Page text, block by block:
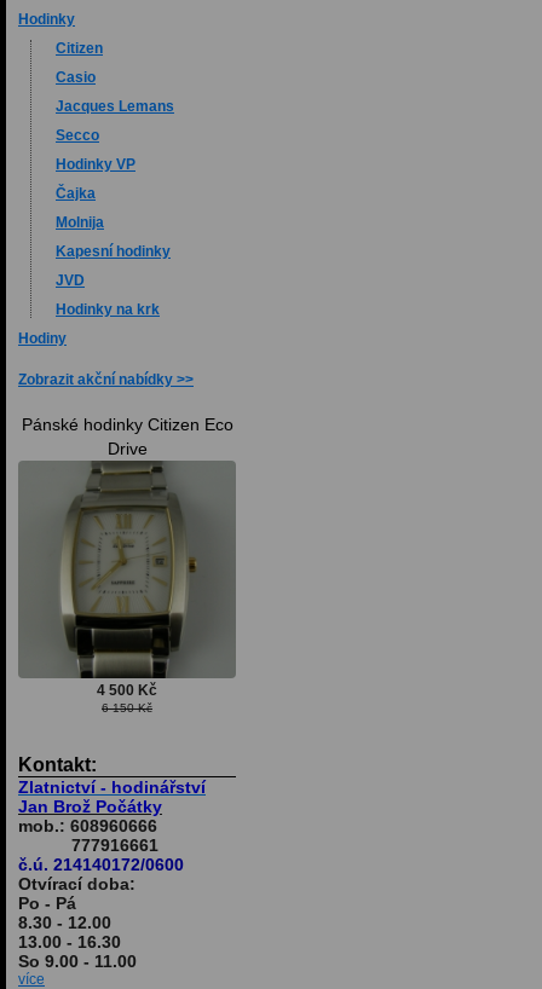
Hodinky
Citizen
Casio
Jacques Lemans
Secco
Hodinky VP
Čajka
Molnija
Kapesní hodinky
JVD
Hodinky na krk
Hodiny
Zobrazit akční nabídky
Pánské hodinky Citizen Eco
Drive
4 500 Kč
6 150 Kč
Kontakt:
Zlatnictví - hodinářství
Jan Brož Počátky
mob.: 608960666
777916661
č.ú. 214140172/0600
Otvírací doba:
Po - Pá
8.30 - 12.00
13.00 - 16.30
So 9.00 - 11.00
více